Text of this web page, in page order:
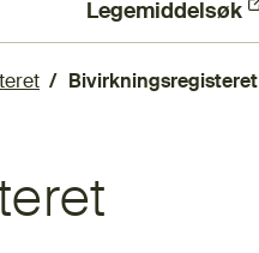
Legemiddelsøk
(Ekstern lenke)
Bivirkningsregisteret